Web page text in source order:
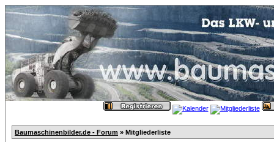
Baumaschinenbilder.de - Forum » Mitgliederliste